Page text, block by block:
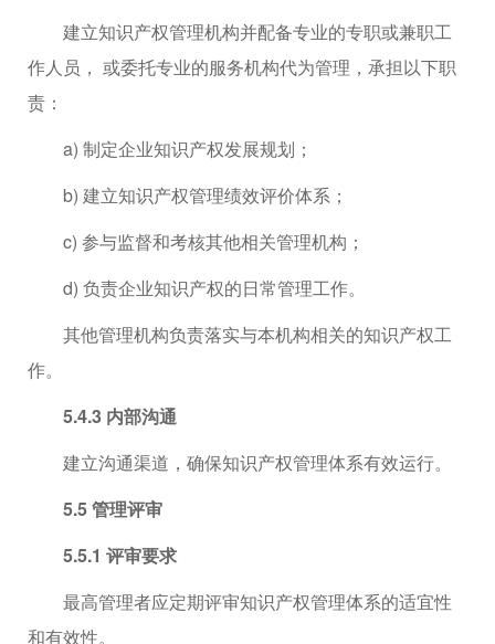
建立知识产权管理机构并配备专业的专职或兼职工
作人员， 或委托专业的服务机构代为管理，承担以下职
责：
a) 制定企业知识产权发展规划；
b) 建立知识产权管理绩效评价体系；
c) 参与监督和考核其他相关管理机构；
d) 负责企业知识产权的日常管理工作。
其他管理机构负责落实与本机构相关的知识产权工
作。
5.4.3 内部沟通
建立沟通渠道，确保知识产权管理体系有效运行。
5.5 管理评审
5.5.1 评审要求
最高管理者应定期评审知识产权管理体系的适宜性
和有效性。